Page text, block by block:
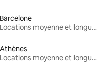
Barcelone
Locations moyenne et longue durée
Athènes
Locations moyenne et longue durée